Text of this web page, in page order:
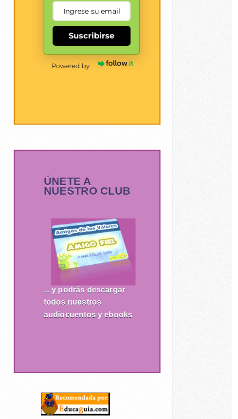
Suscribirse
Powered by
ÚNETE A
NUESTRO CLUB
... y podrás descargar
todos nuestros
audiocuentos y ebooks